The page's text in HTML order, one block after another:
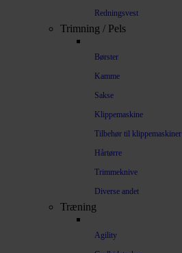
Redningsvest
Trimning / Pels
Børster
Kamme
Sakse
Klippemaskine
Tilbehør til klippemaskiner
Hårtørre
Trimmeknive
Diverse andet
Træning
Agility